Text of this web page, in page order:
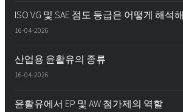
ISO VG 및 SAE 점도 등급은 어떻게 해석
16-04-2026
산업용 윤활유의 종류
16-04-2026
윤활유에서 EP 및 AW 첨가제의 역할